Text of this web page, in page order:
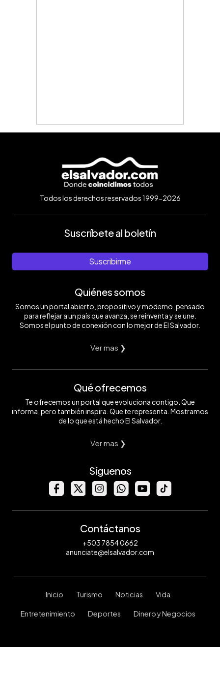
Todos los derechos reservados 1999-2026
Suscríbete al boletín
Suscribirme
Quiénes somos
Somos un portal abierto, propositivo y moderno, pensado
para reflejar a un país que avanza, se reinventa y se une.
Somos el punto de conexión con lo mejor de El Salvador.
Ver mas ❯
Qué ofrecemos
Te ofrecemos un portal que evoluciona contigo. Que
informa, pero también inspira. Que te representa. Mostramos
de lo que está hecho El Salvador.
Ver mas ❯
Síguenos
Contáctanos
+503 7854 0662
anunciate@elsalvador.com
Inicio Turismo Noticias Vida
Entretenimiento Deportes Dinero y Negocios